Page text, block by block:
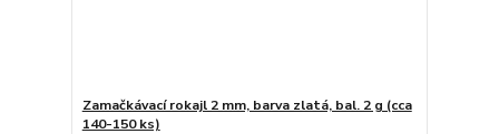
Zamačkávací rokajl 2 mm, barva zlatá, bal. 2 g (cca
140-150 ks)